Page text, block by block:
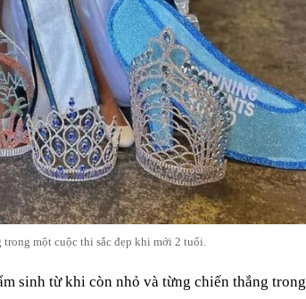
một cuộc thi sắc đẹp khi mới 2 tuổi.
sinh từ khi còn nhỏ và từng chiến thắng trong